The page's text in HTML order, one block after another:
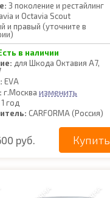
3 поколение и рестайлинг
и Octavia Scout
и правый (уточните в
в наличии
для Шкода Октавия А7,
EVA
г.Москва изменить
1 год
CARFORMA (Россия)
руб. Купить